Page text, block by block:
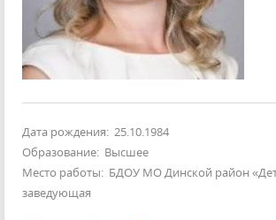
Дата рождения: 25.10.1984
Образование: Высшее
Место работы: БДОУ МО Динской район
заведующая